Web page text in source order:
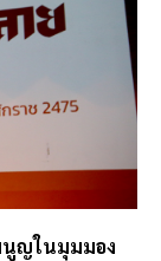
นูญในมุมมอง